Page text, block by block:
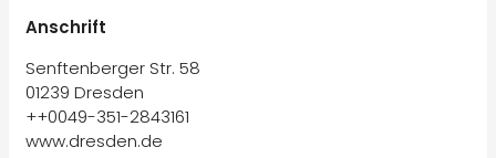
Anschrift
Senftenberger Str. 58
01239 Dresden
++0049-351-2843161
www.dresden.de